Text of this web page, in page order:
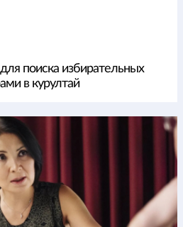
поиска избирательных
в курултай